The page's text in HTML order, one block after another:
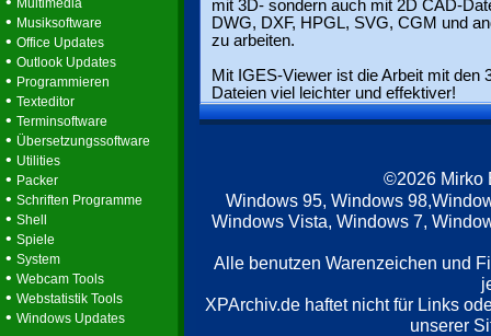
Multimedia
• Musiksoftware
• Office Updates
• Outlook Updates
• Programmieren
• Texteditor
• Terminsoftware
• Übersetzungssoftware
• Utilities
• Packer
• Schriften Programme
• Shell
• Spiele
• System
• Webcam Tools
• Webstatistik Tools
• Windows Updates
mit 3D- sondern auch mit 2D CAD-
DWG, DXF, HPGL, SVG, CGM und
zu arbeiten.
Mit IGES-Viewer ist die Arbeit mit den
Dateien viel leichter und effektiver!
©2026 Mirko
Windows 95, Windows
Windows Vista, Windows 7,
Alle benutzen Warenzeichen und
XPArchiv.de haftet nicht für Links
unserer